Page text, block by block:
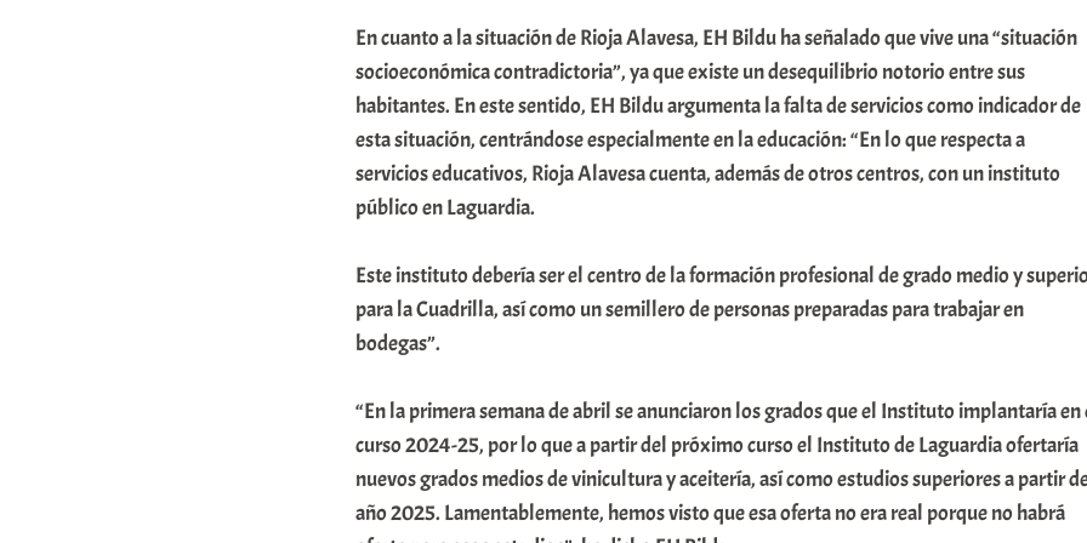
En cuanto a la situación de Rioja Alavesa, EH Bildu ha señalado que vive una “situación
socioeconómica contradictoria”, ya que existe un desequilibrio notorio entre sus
habitantes. En este sentido, EH Bildu argumenta la falta de servicios como indicador de
esta situación, centrándose especialmente en la educación: “En lo que respecta a
servicios educativos, Rioja Alavesa cuenta, además de otros centros, con un instituto
público en Laguardia.
Este instituto debería ser el centro de la formación profesional de grado medio y
para la Cuadrilla, así como un semillero de personas preparadas para trabajar en
bodegas”.
“En la primera semana de abril se anunciaron los grados que el Instituto implantaría en
curso 2024-25, por lo que a partir del próximo curso el Instituto de Laguardia ofertaría
nuevos grados medios de vinicultura y aceitería, así como estudios superiores a partir
año 2025. Lamentablemente, hemos visto que esa oferta no era real porque no habrá